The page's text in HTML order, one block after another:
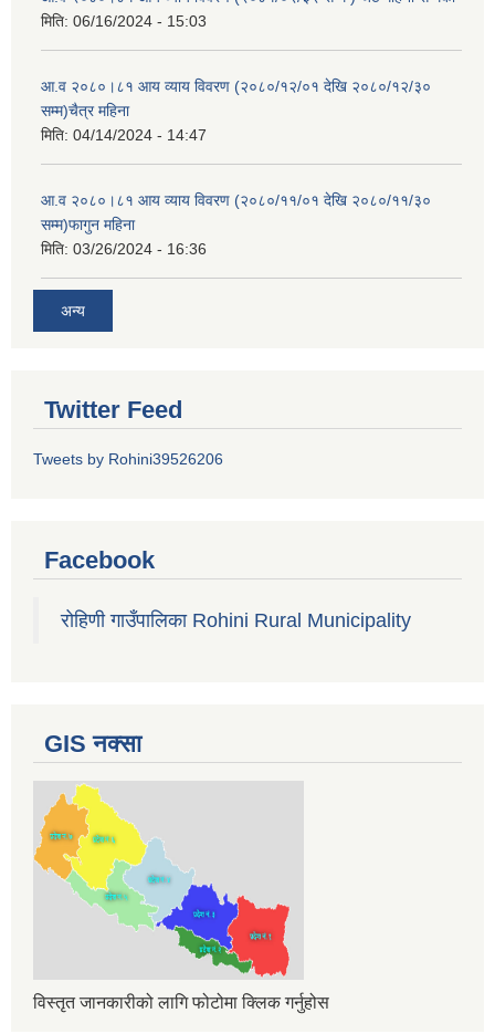
मिति: 06/16/2024 - 15:03
आ.व २०८०।८१ आय व्याय विवरण (२०८०/१२/०१ देखि २०८०/१२/३०
सम्म)चैत्र महिना
मिति: 04/14/2024 - 14:47
आ.व २०८०।८१ आय व्याय विवरण (२०८०/११/०१ देखि २०८०/११/३०
सम्म)फागुन महिना
मिति: 03/26/2024 - 16:36
अन्य
Twitter Feed
Tweets by Rohini39526206
Facebook
रोहिणी गाउँपालिका Rohini Rural Municipality
GIS नक्सा
विस्तृत जानकारीको लागि फोटोमा क्लिक गर्नुहोस